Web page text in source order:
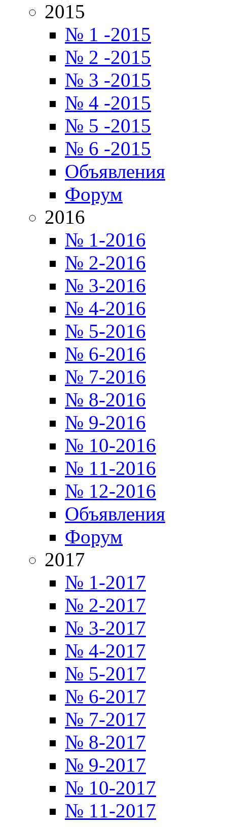
2015
№ 1 -2015
№ 2 -2015
№ 3 -2015
№ 4 -2015
№ 5 -2015
№ 6 -2015
Объявления
Форум
2016
№ 1-2016
№ 2-2016
№ 3-2016
№ 4-2016
№ 5-2016
№ 6-2016
№ 7-2016
№ 8-2016
№ 9-2016
№ 10-2016
№ 11-2016
№ 12-2016
Объявления
Форум
2017
№ 1-2017
№ 2-2017
№ 3-2017
№ 4-2017
№ 5-2017
№ 6-2017
№ 7-2017
№ 8-2017
№ 9-2017
№ 10-2017
№ 11-2017